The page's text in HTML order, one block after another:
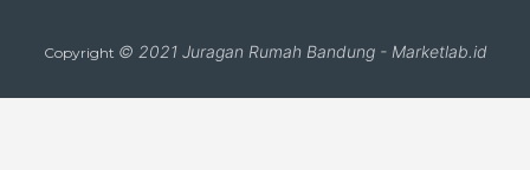
Copyright © 2021 Juragan Rumah Bandung- Marketlab.id